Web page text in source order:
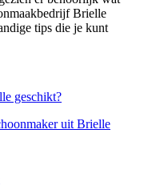
Brielle
tips die je kunt
geschikt?
uit Brielle